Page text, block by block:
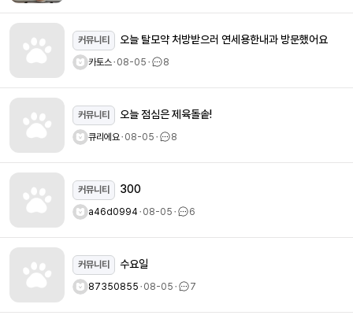
커뮤니티 오늘 탈모약 처방받으러 연세용한내과 방문했어요
카토스ㆍ08-05ㆍ 8
커뮤니티 오늘 점심은 제육돌솥!
큐리에요ㆍ08-05ㆍ 8
커뮤니티 300
a46d0994ㆍ08-05ㆍ 6
커뮤니티 수요일
87350855ㆍ08-05ㆍ 7